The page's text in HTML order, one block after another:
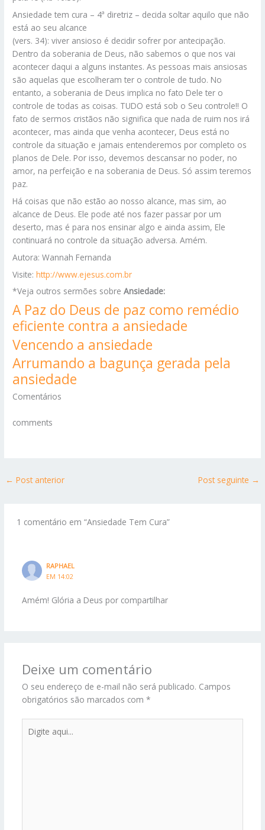
Ansiedade tem cura – 4ª diretriz – decida soltar aquilo que não
está ao seu alcance
(vers. 34): viver ansioso é decidir sofrer por antecipação.
Dentro da soberania de Deus, não sabemos o que nos vai
acontecer daqui a alguns instantes. As pessoas mais ansiosas
são aquelas que escolheram ter o controle de tudo. No
entanto, a soberania de Deus implica no fato Dele ter o
controle de todas as coisas. TUDO está sob o Seu controle!! O
fato de sermos cristãos não significa que nada de ruim nos irá
acontecer, mas ainda que venha acontecer, Deus está no
controle da situação e jamais entenderemos por completo os
planos de Dele. Por isso, devemos descansar no poder, no
amor, na perfeição e na soberania de Deus. Só assim teremos
paz.
Há coisas que não estão ao nosso alcance, mas sim, ao
alcance de Deus. Ele pode até nos fazer passar por um
deserto, mas é para nos ensinar algo e ainda assim, Ele
continuará no controle da situação adversa. Amém.
Autora: Wannah Fernanda
Visite:http://www.ejesus.com.br
*Veja outros sermões sobreAnsiedade:
A Paz do Deus de paz como remédio
eficiente contra a ansiedade
Vencendo a ansiedade
Arrumando a bagunça gerada pela
ansiedade
Comentários
comments
← Post anterior Post seguinte →
1 comentário em “Ansiedade Tem Cura”
RAPHAEL
EM 14:02
Amém! Glória a Deus por compartilhar
Deixe um comentário
O seu endereço de e-mail não será publicado. Campos
obrigatórios são marcados com *
aqui...